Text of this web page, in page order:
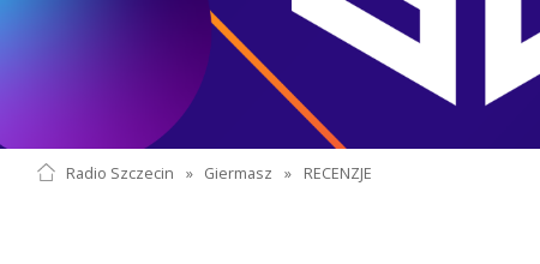
Radio Szczecin » Giermasz » RECENZJE